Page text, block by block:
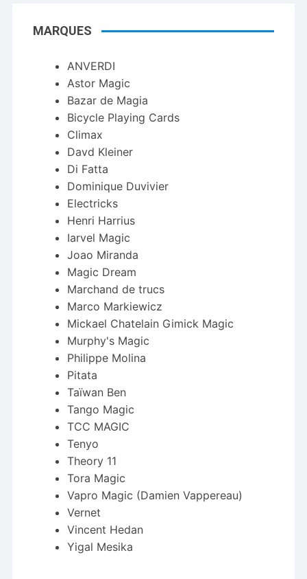
MARQUES
ANVERDI
Astor Magic
Bazar de Magia
Bicycle Playing Cards
Climax
Davd Kleiner
Di Fatta
Dominique Duvivier
Electricks
Henri Harrius
Iarvel Magic
Joao Miranda
Magic Dream
Marchand de trucs
Marco Markiewicz
Mickael Chatelain Gimick Magic
Murphy's Magic
Philippe Molina
Pitata
Taïwan Ben
Tango Magic
TCC MAGIC
Tenyo
Theory 11
Tora Magic
Vapro Magic (Damien Vappereau)
Vernet
Vincent Hedan
Yigal Mesika